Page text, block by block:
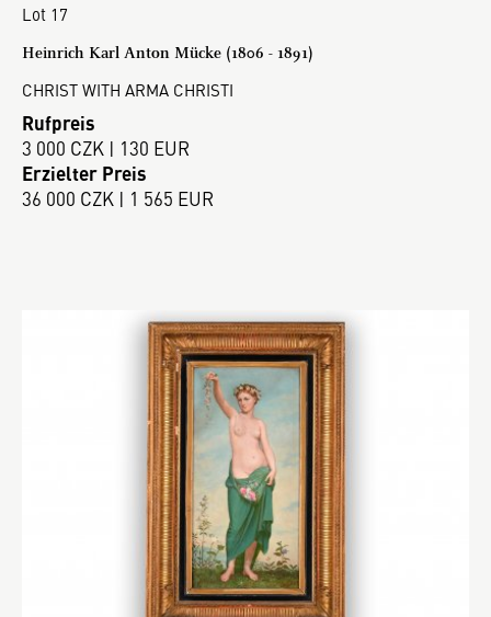
Lot 17
Heinrich Karl Anton Mücke (1806 - 1891)
CHRIST WITH ARMA CHRISTI
Rufpreis
3 000 CZK | 130 EUR
Erzielter Preis
36 000 CZK | 1 565 EUR